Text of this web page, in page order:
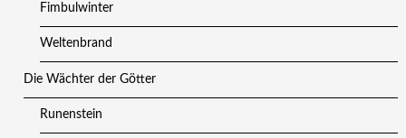
Fimbulwinter
Weltenbrand
Die Wächter der Götter
Runenstein